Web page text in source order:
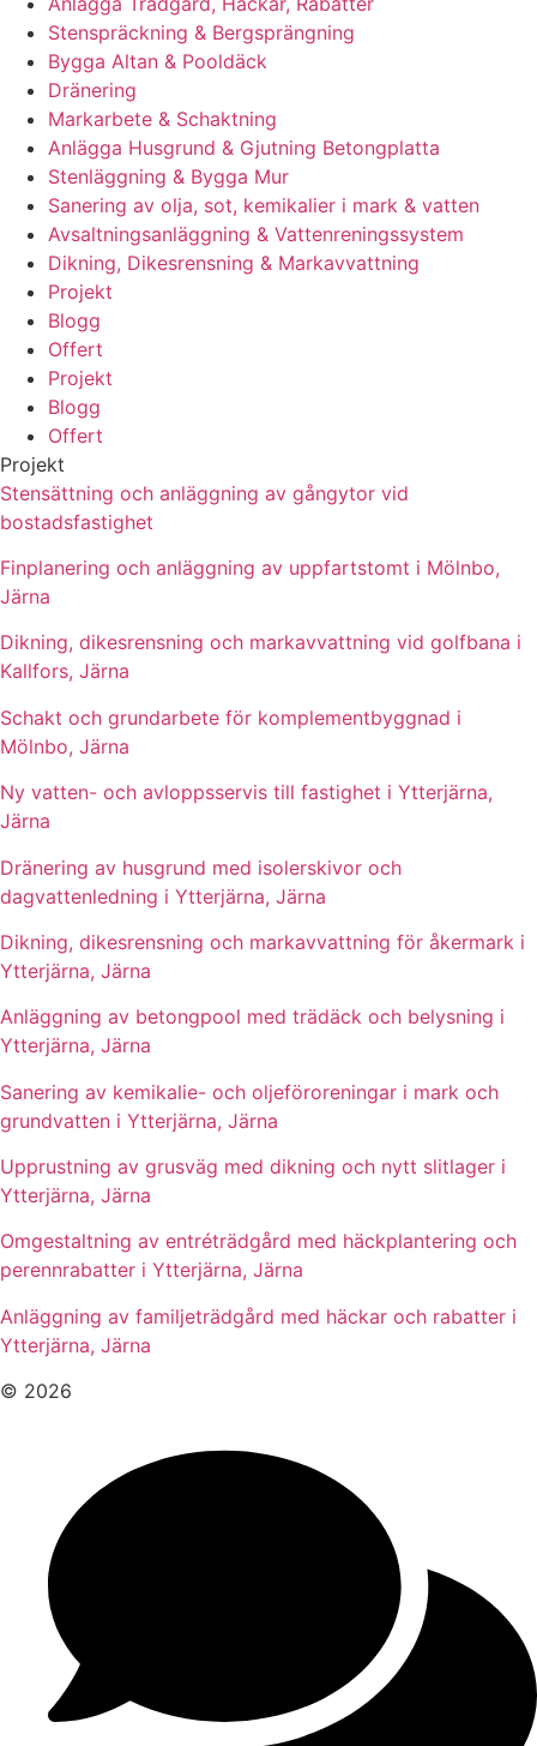
Stenspräckning & Bergsprängning
Bygga Altan & Pooldäck
Dränering
Markarbete & Schaktning
Anlägga Husgrund & Gjutning Betongplatta
Stenläggning & Bygga Mur
Sanering av olja, sot, kemikalier i mark & vatten
Avsaltningsanläggning & Vattenreningssystem
Dikning, Dikesrensning & Markavvattning
Projekt
Blogg
Offert
Projekt
Blogg
Offert
Projekt
Stensättning och anläggning av gångytor vid
bostadsfastighet
Finplanering och anläggning av uppfartstomt i Mölnbo,
Järna
Dikning, dikesrensning och markavvattning vid golfbana i
Kallfors, Järna
Schakt och grundarbete för komplementbyggnad i
Mölnbo, Järna
Ny vatten- och avloppsservis till fastighet i Ytterjärna,
Järna
Dränering av husgrund med isolerskivor och
dagvattenledning i Ytterjärna, Järna
Dikning, dikesrensning och markavvattning för åkermark i
Ytterjärna, Järna
Anläggning av betongpool med trädäck och belysning i
Ytterjärna, Järna
Sanering av kemikalie- och oljeföroreningar i mark och
grundvatten i Ytterjärna, Järna
Upprustning av grusväg med dikning och nytt slitlager i
Ytterjärna, Järna
Omgestaltning av entréträdgård med häckplantering och
perennrabatter i Ytterjärna, Järna
Anläggning av familjeträdgård med häckar och rabatter i
Ytterjärna, Järna
© 2026